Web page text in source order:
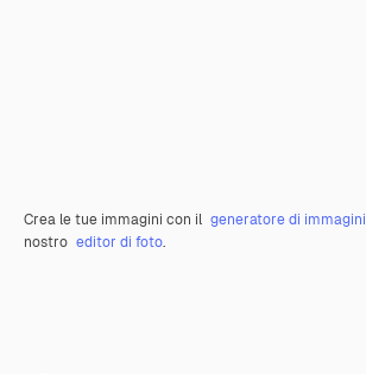
Crea le tue immagini con il generatore di immagini
nostro editor di foto.